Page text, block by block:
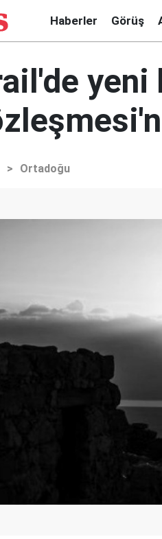
Haberler Görüş
> Ortadoğu